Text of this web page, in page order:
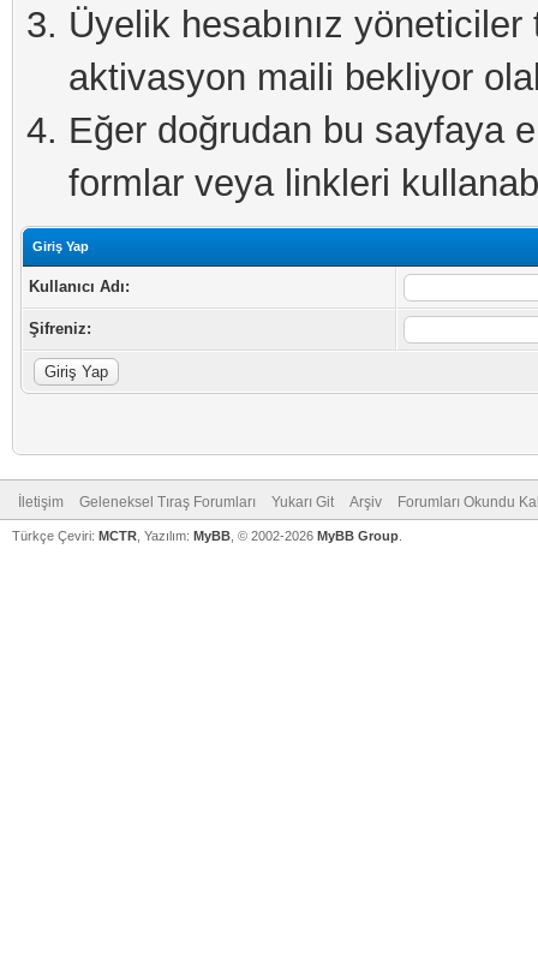
Üyelik hesabınız
aktivasyon maili bekliyor
Eğer doğrudan bu sayfaya
formlar veya linkleri
Giriş Yap
Kullanıcı Adı:
Şifreniz:
İletişim Geleneksel Tıraş Forumları Yukarı Git Arşiv Forumları Okundu
Türkçe Çeviri: MCTR , Yazılım: MyBB , © 2002-2026 MyBB Group